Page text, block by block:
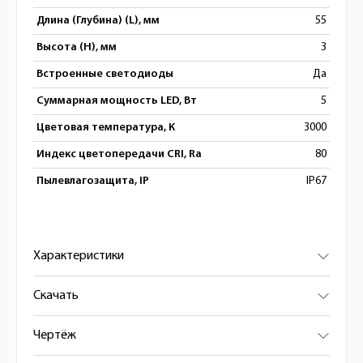
Длина (Глубина) (L), мм 55
Высота (H), мм 3
Встроенные светодиоды Да
Суммарная мощность LED, Вт 5
Цветовая температура, К 3000
Индекс цветопередачи CRI, Ra 80
Пылевлагозащита, IP IP67
Характеристики
Скачать
Чертёж